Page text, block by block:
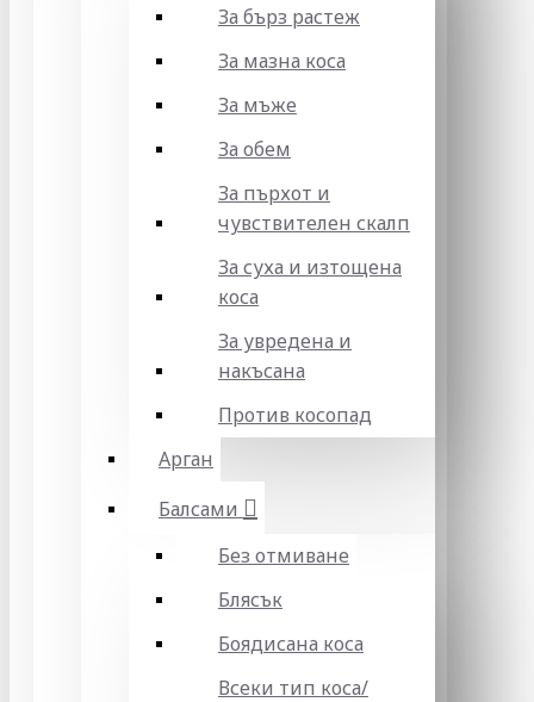
За бърз растеж
За мазна коса
За мъже
За обем
За пърхот и
чувствителен скалп
За суха и изтощена
коса
За увредена и
накъсана
Против косопад
Арган
Балсами
Без отмиване
Блясък
Боядисана коса
Всеки тип коса/